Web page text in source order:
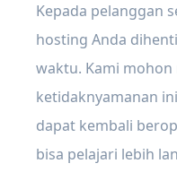
Kepada pelanggan
hosting Anda
waktu. Kami mohon
ketidaknyamanan
dapat kembali
bisa pelajari lebih